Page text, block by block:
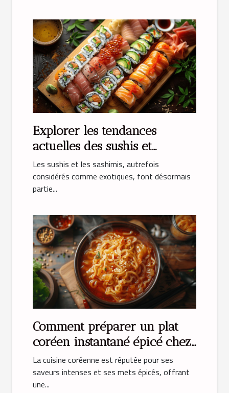
Explorer les tendances
actuelles des sushis et
sashimis
Les sushis et les sashimis, autrefois
considérés comme exotiques, font désormais
partie...
Comment préparer un plat
coréen instantané épicé chez
soi
La cuisine coréenne est réputée pour ses
saveurs intenses et ses mets épicés, offrant
une...